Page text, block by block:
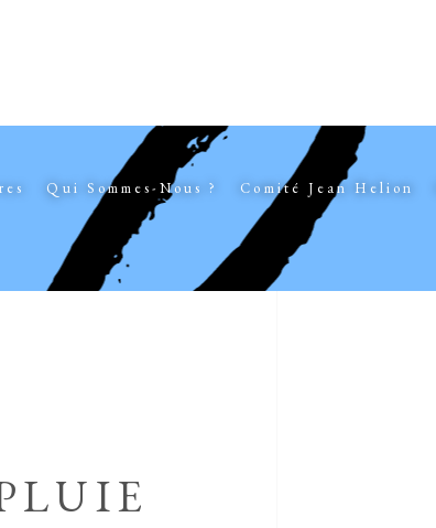
Qui Sommes-Nous ? Comité Jean Helion